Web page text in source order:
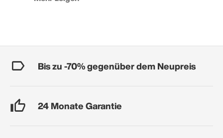
Bis zu -70% gegenüber dem Neupreis
24 Monate Garantie